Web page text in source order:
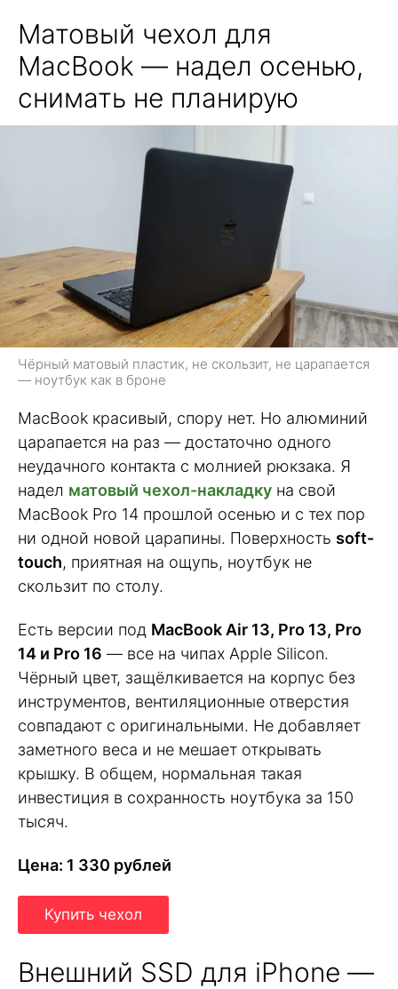
Матовый чехол для
MacBook — надел осенью,
снимать не планирую
Чёрный матовый пластик, не скользит, не царапается
— ноутбук как в броне
MacBook красивый, спору нет. Но алюминий
царапается на раз — достаточно одного
неудачного контакта с молнией рюкзака. Я
надел матовый чехол-накладку на свой
MacBook Pro 14 прошлой осенью и с тех пор
ни одной новой царапины. Поверхность soft-
touch, приятная на ощупь, ноутбук не
скользит по столу.
Есть версии под MacBook Air 13, Pro 13, Pro
14 и Pro 16 — все на чипах Apple Silicon.
Чёрный цвет, защёлкивается на корпус без
инструментов, вентиляционные отверстия
совпадают с оригинальными. Не добавляет
заметного веса и не мешает открывать
крышку. В общем, нормальная такая
инвестиция в сохранность ноутбука за 150
тысяч.
Цена: 1 330 рублей
Купить чехол
Внешний SSD для iPhone —